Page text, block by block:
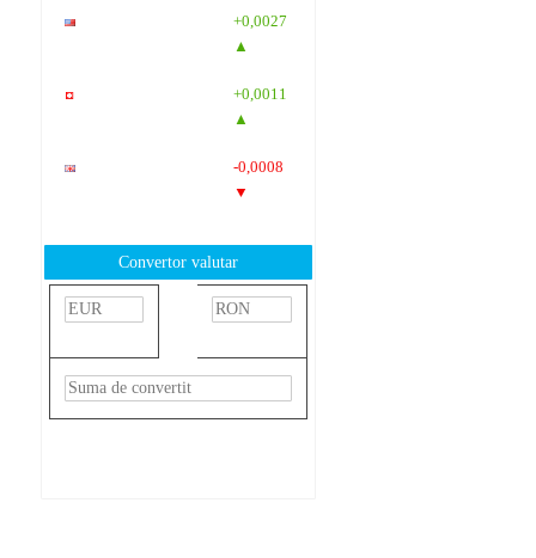
+0,0027
▲
+0,0011
▲
-0,0008
▼
Convertor valutar